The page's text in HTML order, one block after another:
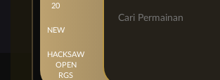
20
NEW
HACKSAW
OPEN
RGS